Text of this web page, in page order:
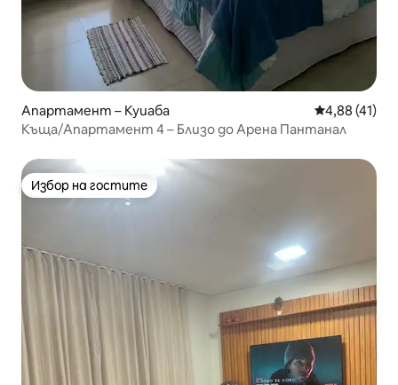
Апартамент – Куиаба Средна
4,88 (41)
Къща/Апартамент 4 – Близо до Арена Пантанал
Избор на гостите
Избор на гостите